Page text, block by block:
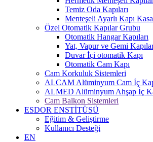
Temiz Oda Kapıları
Menteşeli Ayarlı Kapı
Özel Otomatik Kapılar Grubu
Otomatik Hangar Kapıları
Yat, Vapur ve Gemi
Duvar İçi otomatik Kapı
Otomatik Cam Kapı
Cam Korkuluk Sistemleri
ALCAM Alüminyum Cam İç
ALMED Alüminyum Ahşap İç
Cam Balkon Sistemleri
ESDOR ENSTİTÜSÜ
Eğitim & Geliştirme
Kullanıcı Desteği
EN